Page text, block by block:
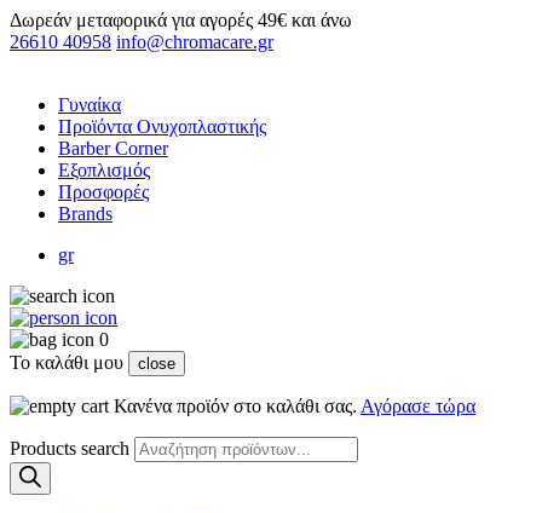
Δωρεάν μεταφορικά για αγορές 49€ και άνω
26610 40958 info@chromacare.gr
Γυναίκα
Προϊόντα Ονυχοπλαστικής
Barber Corner
Εξοπλισμός
Προσφορές
Brands
gr
0
Το καλάθι μου
close
Κανένα προϊόν στο καλάθι σας. Αγόρασε τώρα
Products search